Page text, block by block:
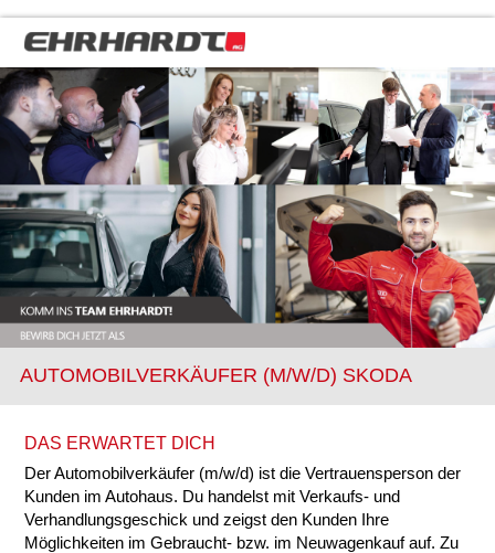
AUTOMOBILVERKÄUFER (M/W/D) SKODA
DAS ERWARTET DICH
Der Automobilverkäufer (m/w/d) ist die Vertrauensperson der
Kunden im Autohaus. Du handelst mit Verkaufs- und
Verhandlungsgeschick und zeigst den Kunden Ihre
Möglichkeiten im Gebraucht- bzw. im Neuwagenkauf auf. Zu